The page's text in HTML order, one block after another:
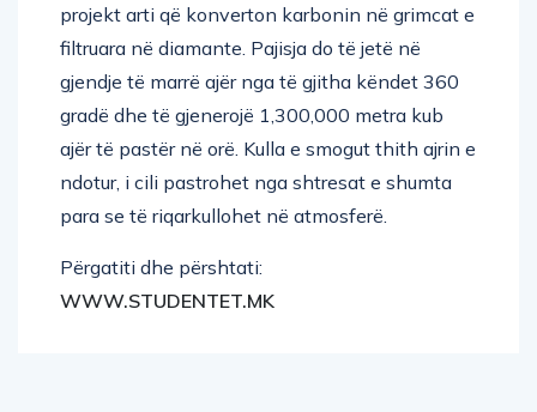
projekt arti që konverton karbonin në grimcat e
filtruara në diamante. Pajisja do të jetë në
gjendje të marrë ajër nga të gjitha këndet 360
gradë dhe të gjenerojë 1,300,000 metra kub
ajër të pastër në orë. Kulla e smogut thith ajrin e
ndotur, i cili pastrohet nga shtresat e shumta
para se të riqarkullohet në atmosferë.
Përgatiti dhe përshtati:
WWW.STUDENTET.MK